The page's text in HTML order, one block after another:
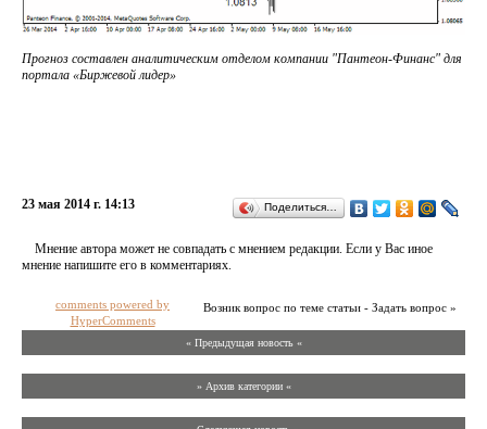
Прогноз составлен аналитическим отделом компании "Пантеон-Финанс" для
портала «Биржевой лидер»
23 мая 2014 г. 14:13 Поделиться…
Мнение автора может не совпадать с мнением редакции. Если у Вас иное
мнение напишите его в комментариях.
Возник вопрос по теме статьи - Задать вопрос »
comments powered by
HyperComments
« Предыдущая новость «
» Архив категории «